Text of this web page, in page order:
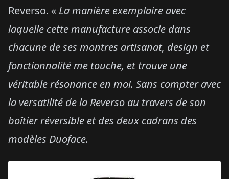
Reverso. « La manière exemplaire avec
laquelle cette manufacture associe dans
chacune de ses montres artisanat, design et
fonctionnalité me touche, et trouve une
véritable résonance en moi. Sans compter avec
la versatilité de la Reverso au travers de son
boîtier réversible et des deux cadrans des
modèles Duoface.